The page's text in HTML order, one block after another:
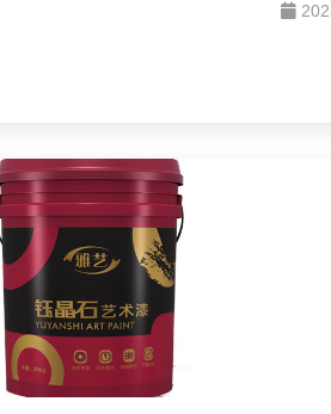
，在提供全方位保护的同时，更能提